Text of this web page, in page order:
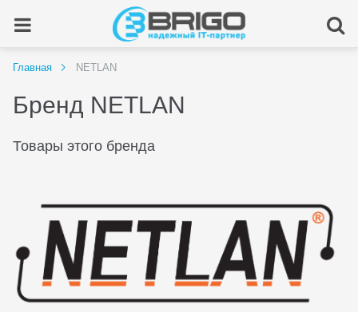
Главная NETLAN
Бренд NETLAN
Товары этого бренда